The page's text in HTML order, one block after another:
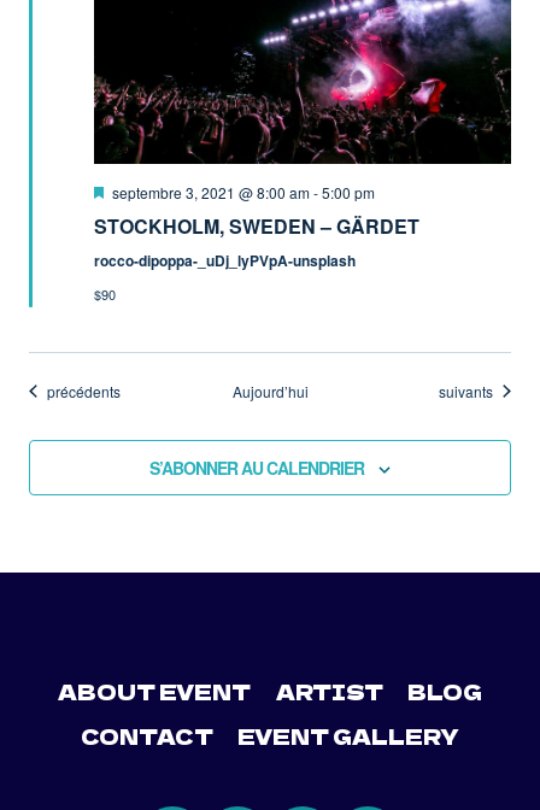
Mis
avant
septembre 3, 2021 @ 8:00 am-5:00 pm
STOCKHOLM, SWEDEN – GÄRDET
rocco-dipoppa-_uDj_lyPVpA-unsplash
$90
Évènements
précédents Aujourd’hui Évènements
suivants
S’ABONNER AU CALENDRIER
ABOUT EVENT ARTIST
BLOG
CONTACT
EVENT GALLERY